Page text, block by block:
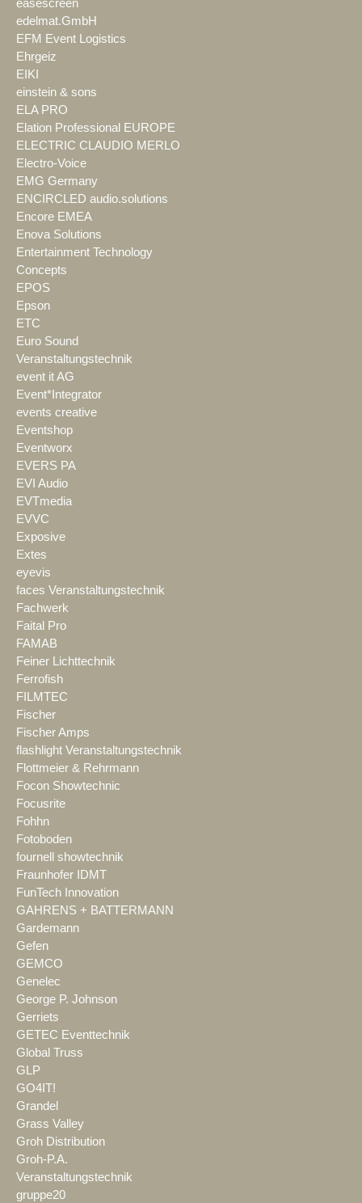
easescreen
edelmat.GmbH
EFM Event Logistics
Ehrgeiz
EIKI
einstein & sons
ELA PRO
Elation Professional EUROPE
ELECTRIC CLAUDIO MERLO
Electro-Voice
EMG Germany
ENCIRCLED audio.solutions
Encore EMEA
Enova Solutions
Entertainment Technology
Concepts
EPOS
Epson
ETC
Euro Sound
Veranstaltungstechnik
event it AG
Event*Integrator
events creative
Eventshop
Eventworx
EVERS PA
EVI Audio
EVTmedia
EVVC
Exposive
Extes
eyevis
faces Veranstaltungstechnik
Fachwerk
Faital Pro
FAMAB
Feiner Lichttechnik
Ferrofish
FILMTEC
Fischer
Fischer Amps
flashlight Veranstaltungstechnik
Flottmeier & Rehrmann
Focon Showtechnic
Focusrite
Fohhn
Fotoboden
fournell showtechnik
Fraunhofer IDMT
FunTech Innovation
GAHRENS + BATTERMANN
Gardemann
Gefen
GEMCO
Genelec
George P. Johnson
Gerriets
GETEC Eventtechnik
Global Truss
GLP
GO4IT!
Grandel
Grass Valley
Groh Distribution
Groh-P.A.
Veranstaltungstechnik
gruppe20